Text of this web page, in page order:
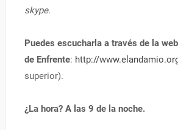
skype.
Puedes escucharla a través de la
de Enfrente: http://
superior).
¿La hora? A las 9 de la noche.